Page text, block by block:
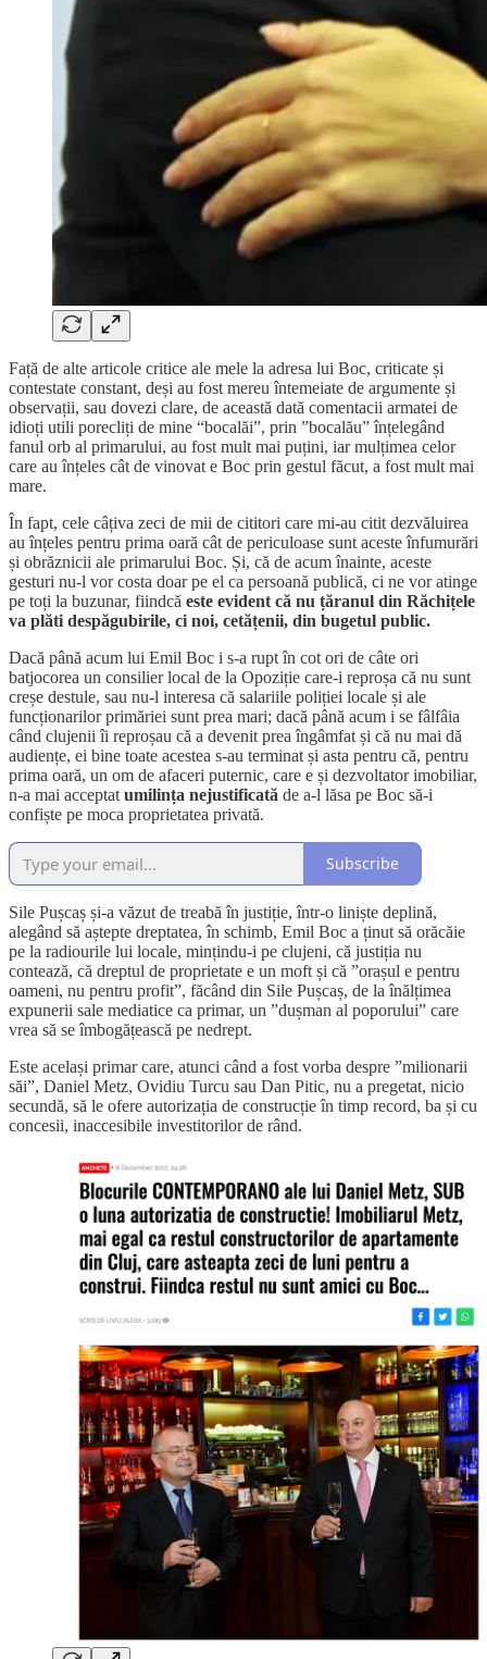
Față de alte articole critice ale mele la adresa lui Boc, criticate și
contestate constant, deși au fost mereu întemeiate de argumente și
observații, sau dovezi clare, de această dată comentacii armatei de
idioți utili porecliți de mine “bocalăi”, prin ”bocalău” înțelegând
fanul orb al primarului, au fost mult mai puțini, iar mulțimea celor
care au înțeles cât de vinovat e Boc prin gestul făcut, a fost mult mai
mare.
În fapt, cele câțiva zeci de mii de cititori care mi-au citit dezvăluirea
au înțeles pentru prima oară cât de periculoase sunt aceste înfumurări
și obrăznicii ale primarului Boc. Și, că de acum înainte, aceste
gesturi nu-l vor costa doar pe el ca persoană publică, ci ne vor atinge
pe toți la buzunar, fiindcă este evident că nu țăranul din Răchițele
va plăti despăgubirile, ci noi, cetățenii, din bugetul public.
Dacă până acum lui Emil Boc i s-a rupt în cot ori de câte ori
batjocorea un consilier local de la Opoziție care-i reproșa că nu sunt
creșe destule, sau nu-l interesa că salariile poliției locale și ale
funcționarilor primăriei sunt prea mari; dacă până acum i se fâlfâia
când clujenii îi reproșau că a devenit prea îngâmfat și că nu mai dă
audiențe, ei bine toate acestea s-au terminat și asta pentru că, pentru
prima oară, un om de afaceri puternic, care e și dezvoltator imobiliar,
n-a mai acceptat umilința nejustificată de a-l lăsa pe Boc să-i
confiște pe moca proprietatea privată.
Subscribe
Sile Pușcaș și-a văzut de treabă în justiție, într-o liniște deplină,
alegând să aștepte dreptatea, în schimb, Emil Boc a ținut să orăcăie
pe la radiourile lui locale, mințindu-i pe clujeni, că justiția nu
contează, că dreptul de proprietate e un moft și că ”orașul e pentru
oameni, nu pentru profit”, făcând din Sile Pușcaș, de la înălțimea
expunerii sale mediatice ca primar, un ”dușman al poporului” care
vrea să se îmbogățească pe nedrept.
Este același primar care, atunci când a fost vorba despre ”milionarii
săi”, Daniel Metz, Ovidiu Turcu sau Dan Pitic, nu a pregetat, nicio
secundă, să le ofere autorizația de construcție în timp record, ba și cu
concesii, inaccesibile investitorilor de rând.